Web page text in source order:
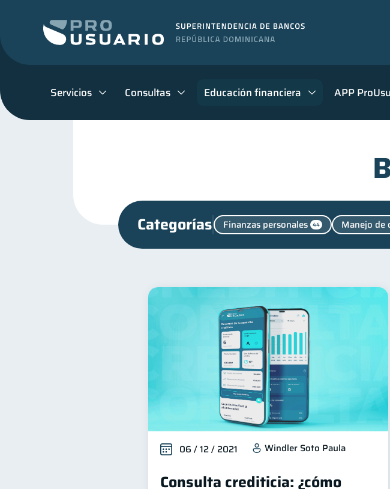
Servicios Consultas Educación financiera APP
Categorías Finanzas personales 44 Manejo de
Préstamos Ahorro Consejos
Servicios
Cuenta Abandonada Inversiones
Educación Financiera Fraudes 1
Retiro 1 Doble sueldo Gasto
06 / 12 / 2021 Windler Soto Paula
Consulta crediticia: ¿cómo